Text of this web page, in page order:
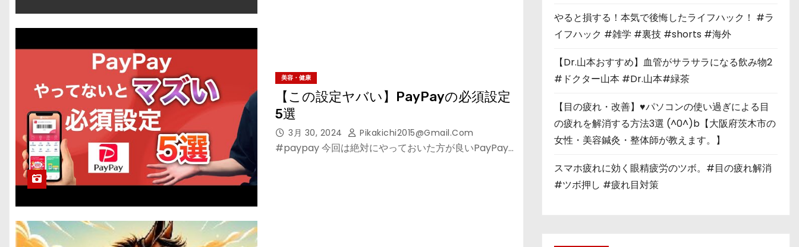
美容・健康
【この設定ヤバい】PayPayの必須設定
5選
3月 30, 2024 Pikakichi2015@gmail.com
#paypay 今回は絶対にやっておいた方が良いPayPay…
やると損する！本気で後悔したライフハック！ #ラ
イフハック #雑学 #裏技 #shorts #海外
【Dr.山本おすすめ】血管がサラサラになる飲み物2
#ドクター山本 #Dr.山本#緑茶
【目の疲れ・改善】♥パソコンの使い過ぎによる目
の疲れを解消する方法3選 (^0^)b【大阪府茨木市の
女性・美容鍼灸・整体師が教えます。】
スマホ疲れに効く眼精疲労のツボ。#目の疲れ解消
#ツボ押し #疲れ目対策